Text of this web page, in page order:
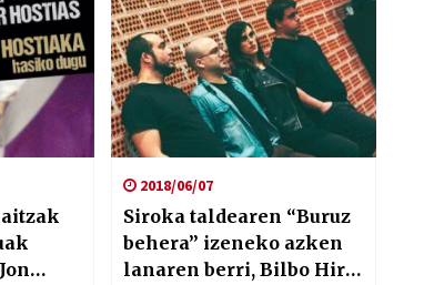
2018/06/07
Siroka taldearen “Buruz
behera” izeneko azken
lanaren berri, Bilbo Hiria